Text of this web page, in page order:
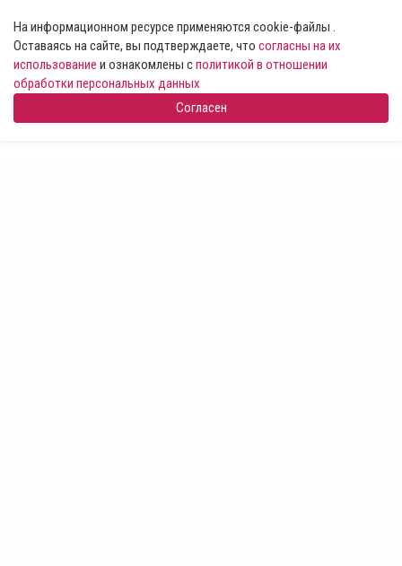
На информационном ресурсе применяются cookie-файлы .
Оставаясь на сайте, вы подтверждаете, что согласны на их
использование и ознакомлены сполитикой в отношении
обработки персональных данных
Согласен